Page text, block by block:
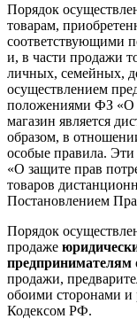
Порядок
товарам,
соответствующими
и, в части продажи
личных, семейных,
осуществлением
положениями ФЗ «О
магазин является
образом, в
особые правила. Эти
«О защите прав
товаров
Постановлением
Порядок
продаже
предпринимателям
продажи,
обоими сторонами и
Кодексом РФ.